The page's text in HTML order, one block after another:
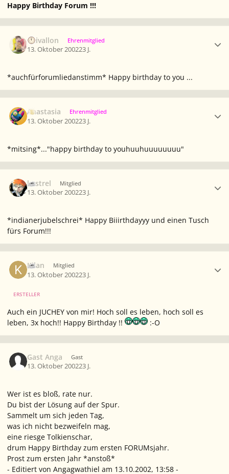
Happy Birthday Forum !!!
Caivallon Ehrenmitglied
13. Oktober 200223 J.
*auchfürforumliedanstimm* Happy birthday to you ...
Anastasia Ehrenmitglied
13. Oktober 200223 J.
*mitsing*..."happy birthday to youhuuhuuuuuuuu"
kestrel Mitglied
13. Oktober 200223 J.
*indianerjubelschrei* Happy Biiirthdayyy und einen Tusch
fürs Forum!!!
Kilan Mitglied
13. Oktober 200223 J.
ERSTELLER
Auch ein JUCHEY von mir! Hoch soll es leben, hoch soll es
leben, 3x hoch!! Happy Birthday !!
:-O
Gast Anga Gast
13. Oktober 200223 J.
Wer ist es bloß, rate nur.
Du bist der Lösung auf der Spur.
Sammelt um sich jeden Tag,
was ich nicht bezweifeln mag,
eine riesge Tolkienschar,
drum Happy Birthday zum ersten FORUMsjahr.
Prost zum ersten Jahr *anstoß*
- Editiert von Angagwathiel am 13.10.2002, 13:58 -